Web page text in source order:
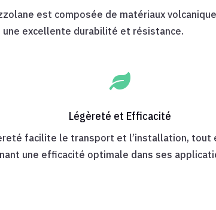
est composée de matériaux
excellente durabilité et résistance.

Légèreté et Efficacité
facilite le transport et l’installation, tout
une efficacité optimale dans ses